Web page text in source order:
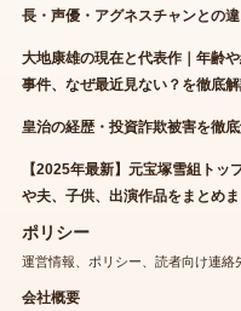
長・声優・アグネスチャンとの
大地康雄の現在と代表作｜年齢
事件、なぜ最近見ない？を徹底
皇治の経歴・投資詐欺被害を徹
【2025年最新】元宝塚雪組ト
や夫、子供、出演作品をまとめ
ポリシー
運営情報、ポリシー、読者向け連絡
会社概要